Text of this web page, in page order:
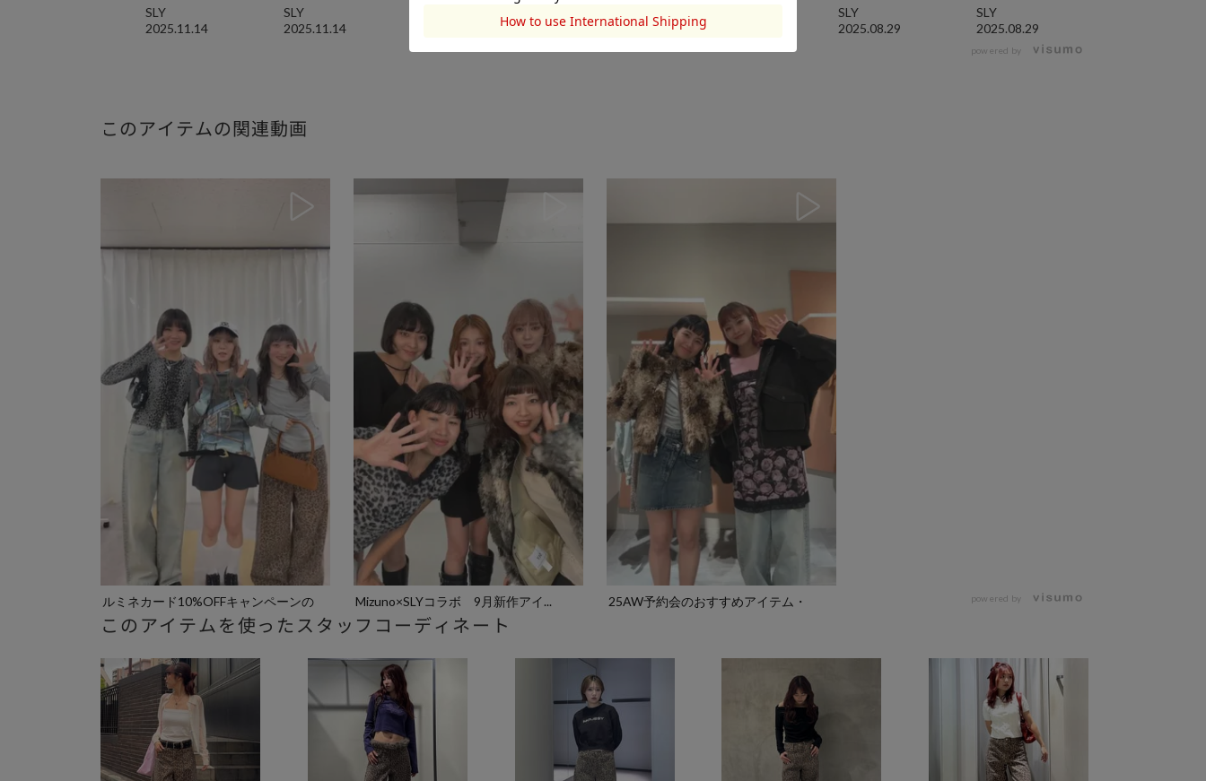
2025.11.14
SLY
2025.11.14
SLY
2025.09.01
2025.09.01
2025.08.29
SLY
2025.08.29
SLY
powered by
このアイテムの関連動画
ルミネカード10%OFFキャンペーンの
お...
Mizuno×SLYコラボ 9月新作アイ...
25AW予約会のおすすめアイテム・
powered by
このアイテムを使ったスタッフコーディネート